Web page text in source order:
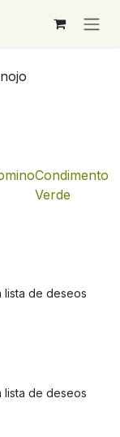
Condimento
Verde
lista de deseos
lista de deseos